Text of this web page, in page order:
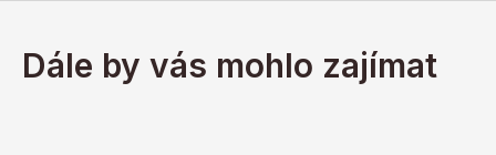
Dále by vás mohlo zajímat